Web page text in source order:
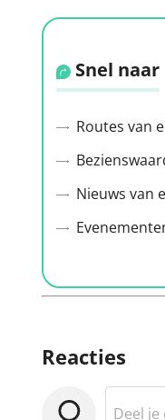
Snel naar
Routes van
Nieuws van
Reacties